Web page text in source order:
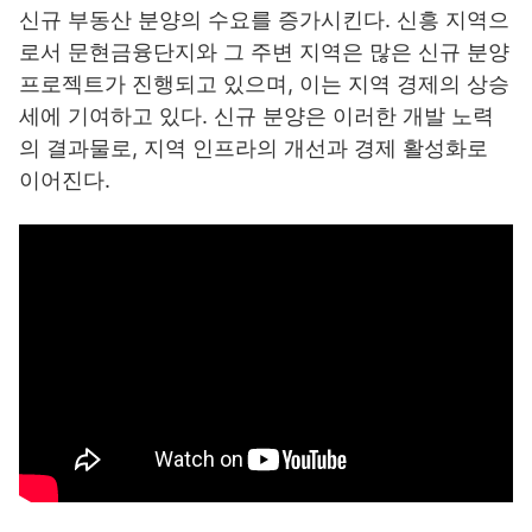
신규 부동산 분양의 수요를 증가시킨다. 신흥 지역으
로서 문현금융단지와 그 주변 지역은 많은 신규 분양
프로젝트가 진행되고 있으며, 이는 지역 경제의 상승
세에 기여하고 있다. 신규 분양은 이러한 개발 노력
의 결과물로, 지역 인프라의 개선과 경제 활성화로
이어진다.